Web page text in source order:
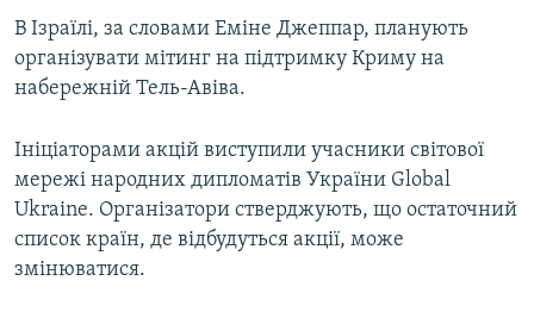
В Ізраїлі, за словами Еміне Джеппар, планують
організувати мітинг на підтримку Криму на
набережній Тель-Авіва.
Ініціаторами акцій виступили учасники світової
мережі народних дипломатів України Global
Ukraine. Організатори стверджують, що остаточний
список країн, де відбудуться акції, може
змінюватися.